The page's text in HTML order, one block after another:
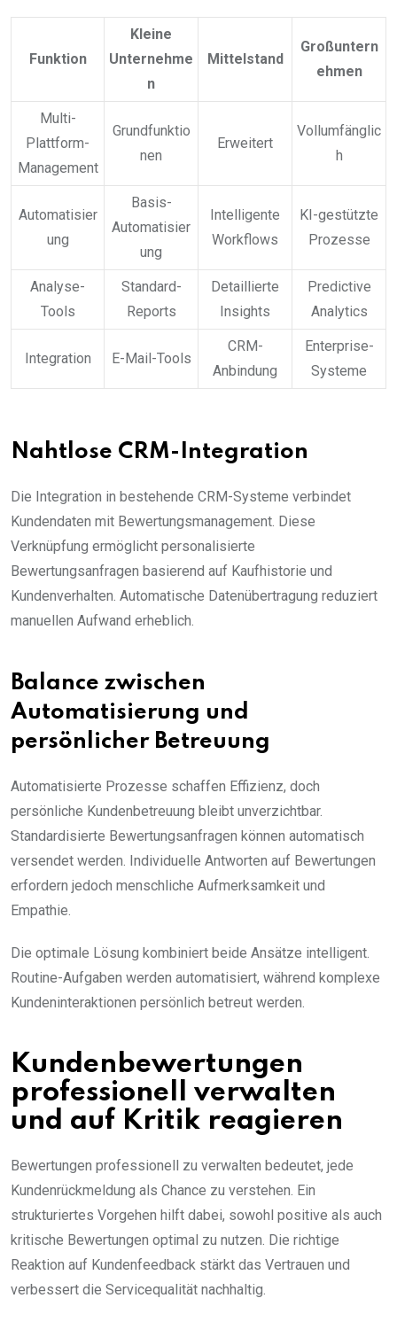
Funktion
Kleine
Unternehme
n
Mittelstand
Großuntern
ehmen
Multi-
Plattform-
Management
Grundfunktio
nen
Erweitert
Vollumfänglic
h
Automatisier
ung
Basis-
Automatisier
ung
Intelligente
Workflows
KI-gestützte
Prozesse
Analyse-
Tools
Standard-
Reports
Detaillierte
Insights
Predictive
Analytics
Integration E-Mail-Tools
CRM-
Anbindung
Enterprise-
Systeme
Nahtlose CRM-Integration
Die Integration in bestehende CRM-Systeme verbindet
Kundendaten mit Bewertungsmanagement. Diese
Verknüpfung ermöglicht personalisierte
Bewertungsanfragen basierend auf Kaufhistorie und
Kundenverhalten. Automatische Datenübertragung reduziert
manuellen Aufwand erheblich.
Balance zwischen
Automatisierung und
persönlicher Betreuung
Automatisierte Prozesse schaffen Effizienz, doch
persönliche Kundenbetreuung bleibt unverzichtbar.
Standardisierte Bewertungsanfragen können automatisch
versendet werden. Individuelle Antworten auf Bewertungen
erfordern jedoch menschliche Aufmerksamkeit und
Empathie.
Die optimale Lösung kombiniert beide Ansätze intelligent.
Routine-Aufgaben werden automatisiert, während komplexe
Kundeninteraktionen persönlich betreut werden.
Kundenbewertungen
professionell verwalten
und auf Kritik reagieren
Bewertungen professionell zu verwalten bedeutet, jede
Kundenrückmeldung als Chance zu verstehen. Ein
strukturiertes Vorgehen hilft dabei, sowohl positive als auch
kritische Bewertungen optimal zu nutzen. Die richtige
Reaktion auf Kundenfeedback stärkt das Vertrauen und
verbessert die Servicequalität nachhaltig.